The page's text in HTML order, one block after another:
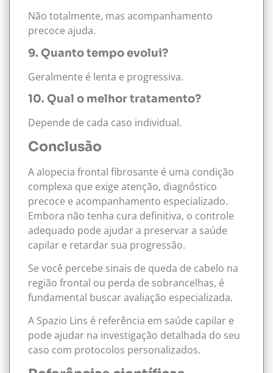
Não totalmente, mas acompanhamento
precoce ajuda.
9. Quanto tempo evolui?
Geralmente é lenta e progressiva.
10. Qual o melhor tratamento?
Depende de cada caso individual.
Conclusão
A alopecia frontal fibrosante é uma condição
complexa que exige atenção, diagnóstico
precoce e acompanhamento especializado.
Embora não tenha cura definitiva, o controle
adequado pode ajudar a preservar a saúde
capilar e retardar sua progressão.
Se você percebe sinais de queda de cabelo na
região frontal ou perda de sobrancelhas, é
fundamental buscar avaliação especializada.
A Spazio Lins é referência em saúde capilar e
pode ajudar na investigação detalhada do seu
caso com protocolos personalizados.